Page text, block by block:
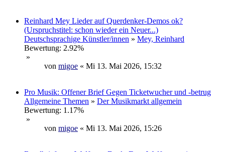
Reinhard Mey Lieder auf Querdenker-Demos ok?
(Urspruchstitel: schon wieder ein Neuer...)
Deutschsprachige Künstler/innen » Mey, Reinhard
Bewertung: 2.92%
»
von migoe « Mi 13. Mai 2026, 15:32
Pro Musik: Offener Brief Gegen Ticketwucher und -betrug
Allgemeine Themen » Der Musikmarkt allgemein
Bewertung: 1.17%
»
von migoe « Mi 13. Mai 2026, 15:26